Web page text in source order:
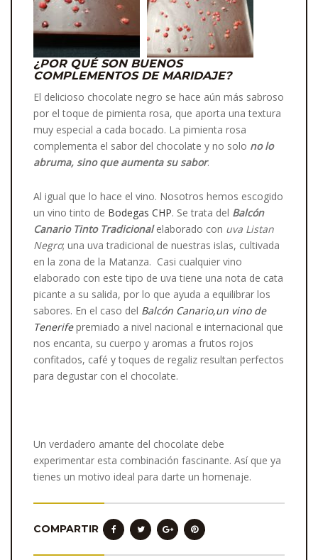
¿POR QUÉ SON BUENOS
COMPLEMENTOS DE MARIDAJE?
El delicioso chocolate negro se hace aún más sabroso
por el toque de pimienta rosa, que aporta una textura
muy especial a cada bocado. La pimienta rosa
complementa el sabor del chocolate y no solo no lo
abruma, sino que aumenta su sabor.
Al igual que lo hace el vino. Nosotros hemos escogido
un vino tinto de Bodegas CHP. Se trata del Balcón
Canario Tinto Tradicionalelaborado con uva Listan
Negro; una uva tradicional de nuestras islas, cultivada
en la zona de la Matanza. Casi cualquier vino
elaborado con este tipo de uva tiene una nota de cata
picante a su salida, por lo que ayuda a equilibrar los
sabores. En el caso del Balcón Canario,un vino de
Tenerifepremiado a nivel nacional e internacional que
nos encanta, su cuerpo y aromas a frutos rojos
confitados, café y toques de regaliz resultan perfectos
para degustar con el chocolate.
Un verdadero amante del chocolate debe
experimentar esta combinación fascinante. Así que ya
tienes un motivo ideal para darte un homenaje.
COMPARTIR